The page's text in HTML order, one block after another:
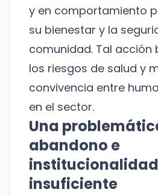
y en comportamiento
su bienestar y la
comunidad. Tal acción
los riesgos de salud y
convivencia entre
en el sector.
Una
abandono e
institucionalidad
insuficiente